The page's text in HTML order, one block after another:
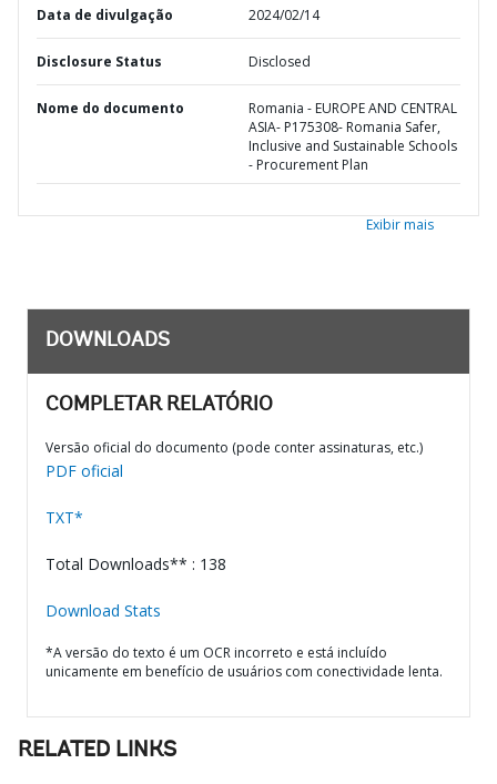
Data de divulgação 2024/02/14
Disclosure Status Disclosed
Nome do documento
Romania - EUROPE AND CENTRAL
ASIA- P175308- Romania Safer,
Inclusive and Sustainable Schools
- Procurement Plan
Exibir mais
DOWNLOADS
COMPLETAR RELATÓRIO
Versão oficial do documento (pode conter assinaturas, etc.)
PDF oficial
TXT*
Total Downloads** : 138
Download Stats
*A versão do texto é um OCR incorreto e está incluído
unicamente em benefício de usuários com conectividade lenta.
RELATED LINKS